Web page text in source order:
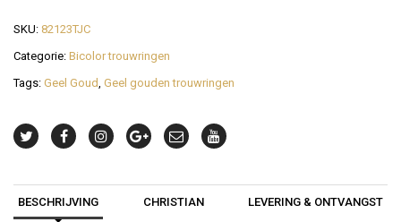
SKU: 82123TJC
Categorie: Bicolor trouwringen
Tags: Geel Goud Geel gouden trouwringen
BESCHRIJVING CHRISTIAN LEVERING & ONTVANGST